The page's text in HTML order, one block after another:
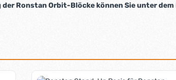
Ronstan Orbit-Blöcke können Sie unter